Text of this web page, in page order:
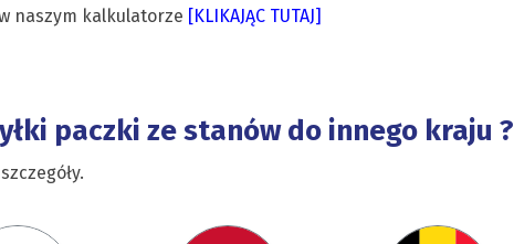
naszym kalkulatorze [KLIKAJĄC TUTAJ]
paczki ze stanów do innego kraju ?